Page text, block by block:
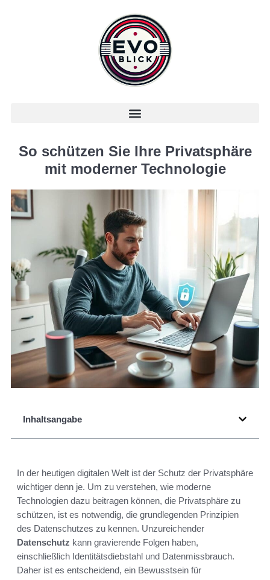
So schützen Sie Ihre Privatsphäre
mit moderner Technologie
Inhaltsangabe
In der heutigen digitalen Welt ist der Schutz der Privatsphäre
wichtiger denn je. Um zu verstehen, wie moderne
Technologien dazu beitragen können, die Privatsphäre zu
schützen, ist es notwendig, die grundlegenden Prinzipien
des Datenschutzes zu kennen. Unzureichender
Datenschutz kann gravierende Folgen haben,
einschließlich Identitätsdiebstahl und Datenmissbrauch.
Daher ist es entscheidend, ein Bewusstsein für